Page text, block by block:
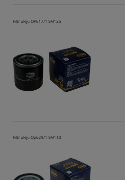
Filtr oleju OP617/1 SM125
Filtr oleju Op629/1 SM110